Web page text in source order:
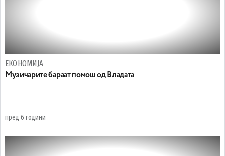
ЕКОНОМИЈА
Музичарите бараат помош од Владата
пред 6 години